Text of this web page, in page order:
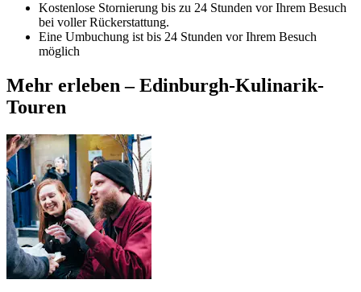
Kostenlose Stornierung bis zu 24 Stunden vor Ihrem Besuch
bei voller Rückerstattung.
Eine Umbuchung ist bis 24 Stunden vor Ihrem Besuch
möglich
Mehr erleben – Edinburgh-Kulinarik-
Touren